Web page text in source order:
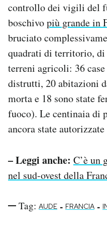
Area Personale
Newsletter
Notifiche mobile
Regala il Post
Hai bisogno di aiuto?
Esci
controllo dei vigili del
boschivopiù grande in
bruciato
quadrati di territorio,
terreni agricoli: 36
distrutti, 20 abitazioni
morta e 18 sono state
fuoco). Le centinaia di
ancora state
– Leggi anche: C’è un
nel sud-ovest della
Tag: AUDE - FRANCIA -